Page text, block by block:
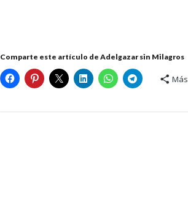
Comparte este artículo de Adelgazar sin Milagros
Más